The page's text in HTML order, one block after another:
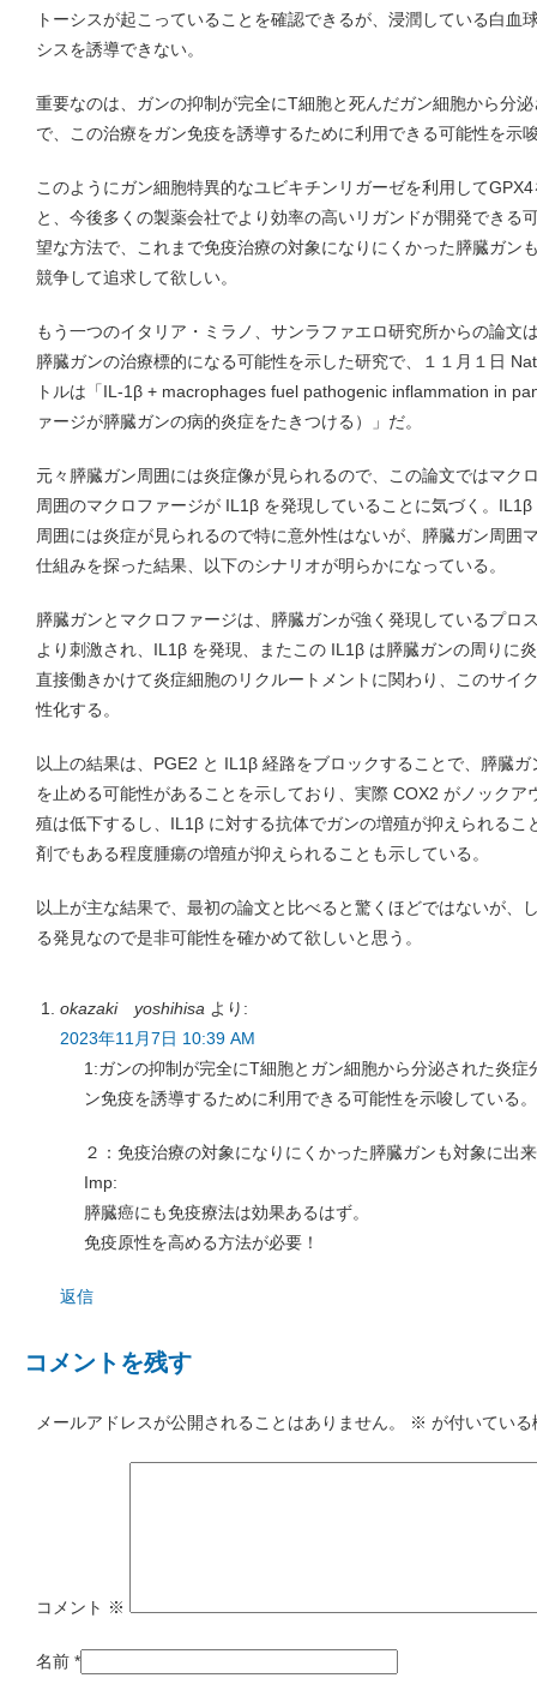
トーシスが起こっていることを確認できるが、浸潤している白血
シスを誘導できない。
重要なのは、ガンの抑制が完全にT細胞と死んだガン細胞から分
で、この治療をガン免疫を誘導するために利用できる可能性を示
このようにガン細胞特異的なユビキチンリガーゼを利用して
と、今後多くの製薬会社でより効率の高いリガンドが開発できる
望な方法で、これまで免疫治療の対象になりにくかった膵臓ガン
競争して追求して欲しい。
もう一つのイタリア・ミラノ、サンラファエロ研究所からの論文
膵臓ガンの治療標的になる可能性を示した研究で、１１月１日
トルは「IL-1β + macrophages fuel pathogenic inflammation in
ァージが膵臓ガンの病的炎症をたきつける）」だ。
元々膵臓ガン周囲には炎症像が見られるので、この論文ではマク
周囲のマクロファージが IL1β を発現していることに気づく。
周囲には炎症が見られるので特に意外性はないが、膵臓ガン周囲
仕組みを探った結果、以下のシナリオが明らかになっている。
膵臓ガンとマクロファージは、膵臓ガンが強く発現しているプロ
より刺激され、IL1β を発現、またこの IL1β は膵臓ガンの周りに
直接働きかけて炎症細胞のリクルートメントに関わり、このサイ
性化する。
以上の結果は、PGE2 と IL1β 経路をブロックすることで、膵臓
を止める可能性があることを示しており、実際 COX2 がノック
殖は低下するし、IL1β に対する抗体でガンの増殖が抑えられるこ
剤でもある程度腫瘍の増殖が抑えられることも示している。
以上が主な結果で、最初の論文と比べると驚くほどではないが、
る発見なので是非可能性を確かめて欲しいと思う。
okazaki yoshihisa より:
2023年11月7日 10:39 AM
1:ガンの抑制が完全にT細胞とガン細胞から分泌された炎
ン免疫を誘導するために利用できる可能性を示唆している。
２：免疫治療の対象になりにくかった膵臓ガンも対象に出
Imp:
膵臓癌にも免疫療法は効果あるはず。
免疫原性を高める方法が必要！
返信
コメントを残す
メールアドレスが公開されることはありません。 ※ が付いてい
コメント ※
名前 *